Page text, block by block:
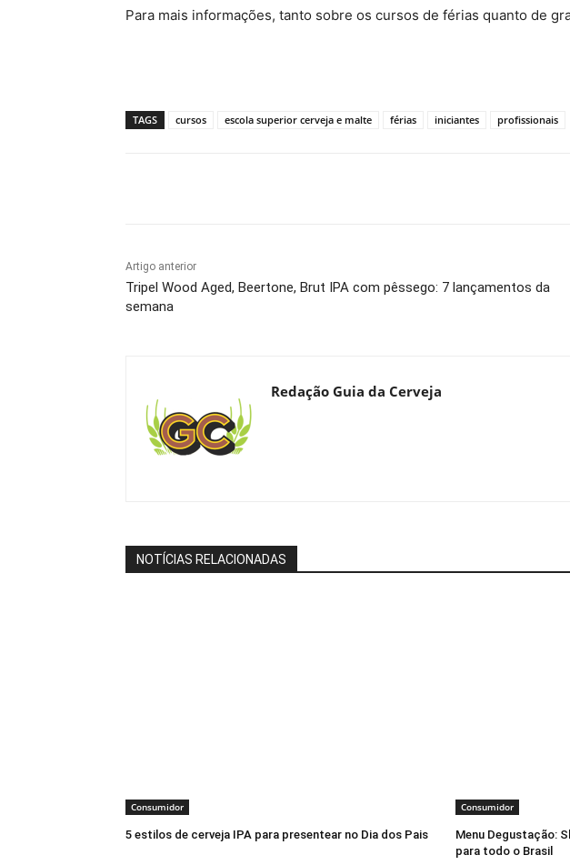
Para mais informações, tanto sobre os cursos de férias quanto de
TAGS cursos escola superior cerveja e malte férias iniciantes profissionais
Artigo anterior
Tripel Wood Aged, Beertone, Brut IPA com pêssego: 7 lançamentos da
semana
Redação Guia da Cerveja
NOTÍCIAS RELACIONADAS
Consumidor
5 estilos de cerveja IPA para presentear no Dia dos Pais
Consumidor
Menu Degustação:
para todo o Brasil